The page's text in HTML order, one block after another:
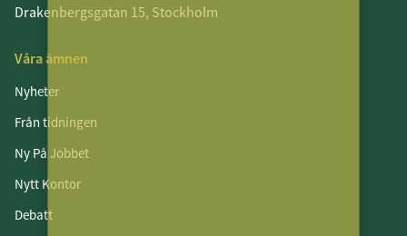
Drakenbergsgatan 15, Stockholm
Våra ämnen
Nyheter
Från tidningen
Ny På Jobbet
Nytt Kontor
Debatt